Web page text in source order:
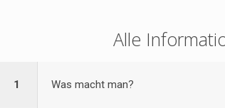
Alle
1 Was macht man?